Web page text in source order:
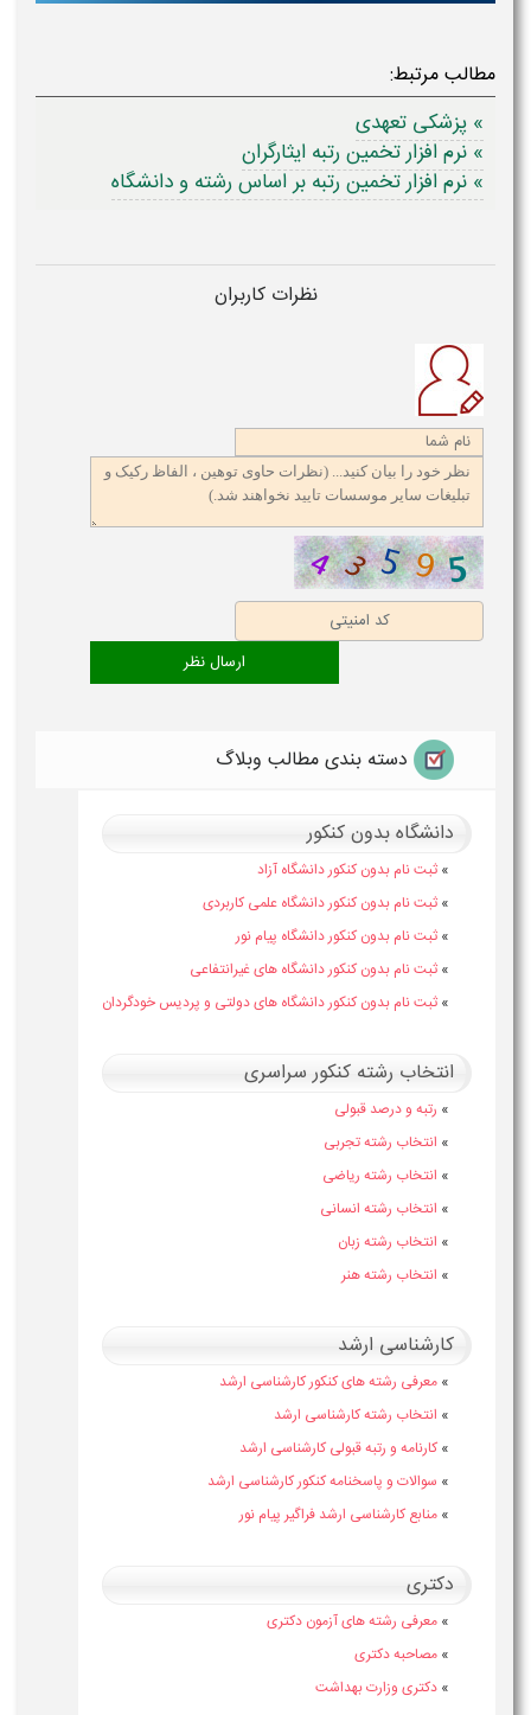
مطالب مرتبط:
» پزشکی تعهدی
» نرم افزار تخمین رتبه ایثارگران
» نرم افزار تخمین رتبه بر اساس رشته و دانشگاه
نظرات کاربران
دسته بندی مطالب وبلاگ
دانشگاه بدون کنکور
» ثبت نام بدون کنکور دانشگاه آزاد
» ثبت نام بدون کنکور دانشگاه علمی کاربردی
» ثبت نام بدون کنکور دانشگاه پیام نور
» ثبت نام بدون کنکور دانشگاه های غیرانتفاعی
» ثبت نام بدون کنکور دانشگاه های دولتی و پردیس خودگردان
انتخاب رشته کنکور سراسری
» رتبه و درصد قبولی
» انتخاب رشته تجربی
» انتخاب رشته ریاضی
» انتخاب رشته انسانی
» انتخاب رشته زبان
» انتخاب رشته هنر
کارشناسی ارشد
» معرفی رشته های کنکور کارشناسی ارشد
» انتخاب رشته کارشناسی ارشد
» کارنامه و رتبه قبولی کارشناسی ارشد
» سوالات و پاسخنامه کنکور کارشناسی ارشد
» منابع کارشناسی ارشد فراگیر پیام نور
دکتری
» معرفی رشته های آزمون دکتری
» مصاحبه دکتری
» دکتری وزارت بهداشت